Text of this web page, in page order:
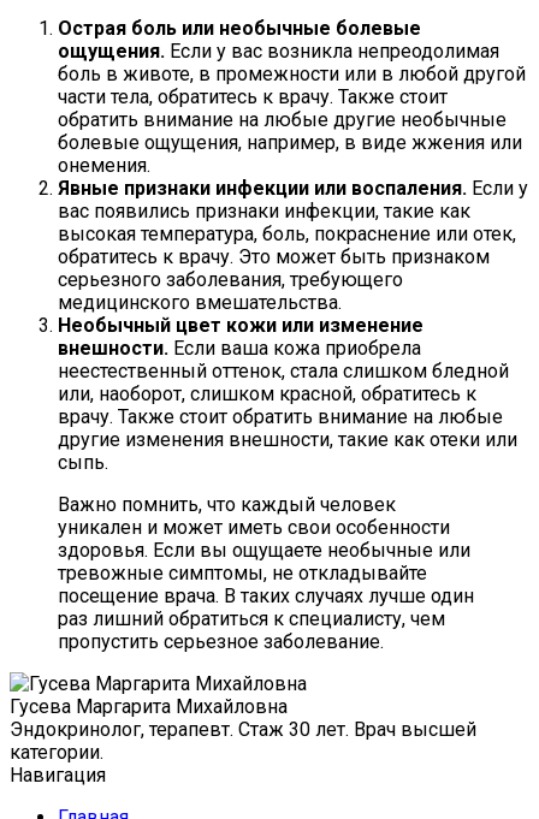
Острая боль или необычные болевые
ощущения. Если у вас возникла непреодолимая
боль в животе, в промежности или в любой другой
части тела, обратитесь к врачу. Также стоит
обратить внимание на любые другие необычные
болевые ощущения, например, в виде жжения или
онемения.
Явные признаки инфекции или воспаления. Если у
вас появились признаки инфекции, такие как
высокая температура, боль, покраснение или отек,
обратитесь к врачу. Это может быть признаком
серьезного заболевания, требующего
медицинского вмешательства.
Необычный цвет кожи или изменение
внешности. Если ваша кожа приобрела
неестественный оттенок, стала слишком бледной
или, наоборот, слишком красной, обратитесь к
врачу. Также стоит обратить внимание на любые
другие изменения внешности, такие как отеки или
сыпь.
Важно помнить, что каждый человек
уникален и может иметь свои особенности
здоровья. Если вы ощущаете необычные или
тревожные симптомы, не откладывайте
посещение врача. В таких случаях лучше один
раз лишний обратиться к специалисту, чем
пропустить серьезное заболевание.
Гусева Маргарита Михайловна
Эндокринолог, терапевт. Стаж 30 лет. Врач высшей
категории.
Навигация